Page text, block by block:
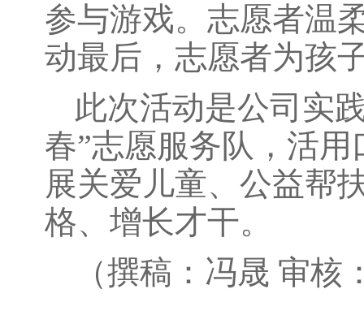
参与游戏。志愿者温
动最后，志愿者为孩
此次活动是公司实
春”志愿服务队，活
展关爱儿童、公益帮
格、增长才干。
（撰稿：冯晟 审